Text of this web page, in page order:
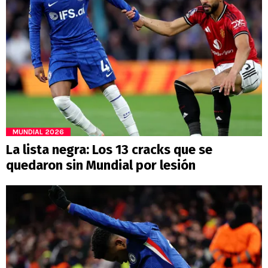
MUNDIAL 2026
La lista negra: Los 13 cracks que se
quedaron sin Mundial por lesión